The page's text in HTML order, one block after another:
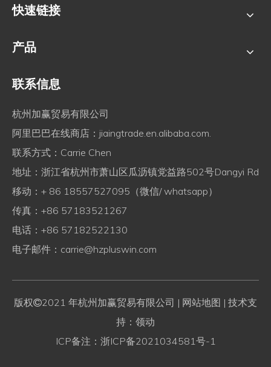
快速链接
产品
联系信息
杭州加赢贸易有限公司
阿里巴巴在线商店： jiaingtrade.en.alibaba.com.
联系方式：Carrie Chen
地址：浙江省杭州市萧山区瓜沥镇党益路502号Dangyi Rd
移动：+ 86 18557527095（微信/ whatsapp）
传真：+86 57183521267
电话：+86 57182522130
电子邮件： carrie@hzpluswin.com
版权2021 年杭州加赢贸易有限公司 | 网站地图 | 技术支
持：领动
ICP备注： 浙ICP备2021034581号-1